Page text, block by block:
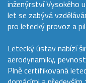
inženýrství Vysokého
let se zabývá
pro letecký provoz a
Letecký ústav nabízí
aerodynamiky,
Plně certifikovaná